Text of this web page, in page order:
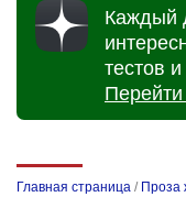
Каждый
тестов
Главная страница / Проза